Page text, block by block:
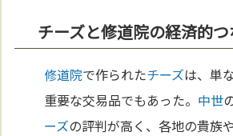
チーズと修道院の経済的つ
修道院で作られたチーズは、単
重要な交易品でもあった。 中世
ーズの評判が高く、各地の貴族